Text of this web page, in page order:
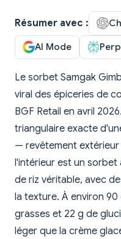
Résumer avec :
AI Mode
Le sorbet Samgak
viral des épiceries de
BGF Retail en avril
triangulaire exacte
— revêtement
l'intérieur est un
de riz véritable, avec
la texture. À environ
grasses et 22 g de
léger que la crème